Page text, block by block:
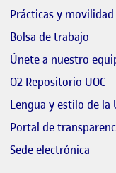
Prácticas y movilidad
Bolsa de trabajo
Únete a nuestro
O2 Repositorio UOC
Lengua y estilo de la
Portal de
Sede electrónica